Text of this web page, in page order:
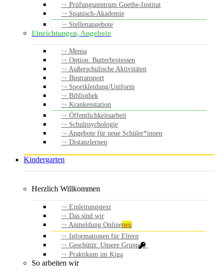
Prüfungszentrum Goethe-Institut
Spanisch-Akademie
Stellenangebote
Einrichtungen, Angebote
Mensa
Option: Butterbrotessen
Außerschulische Aktivitäten
Bustransport
Sportkleidung/Uniform
Bibliothek
Krankenstation
Öffentlichkeitsarbeit
Schulpsychologie
Angebote für neue Schüler*innen
Distanzlernen
Kindergarten
Herzlich Willkommen
Einleitungstext
Das sind wir
Anmeldung Onlineneu
Informationen für Eltern
Geschützt: Unsere Gruppen
Praktikum im Kiga
So arbeiten wir